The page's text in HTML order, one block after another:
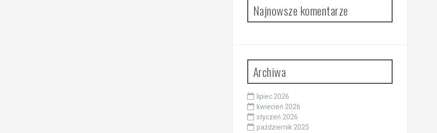
Najnowsze komentarze
Archiwa
lipiec 2026
kwiecień 2026
styczeń 2026
październik 2025